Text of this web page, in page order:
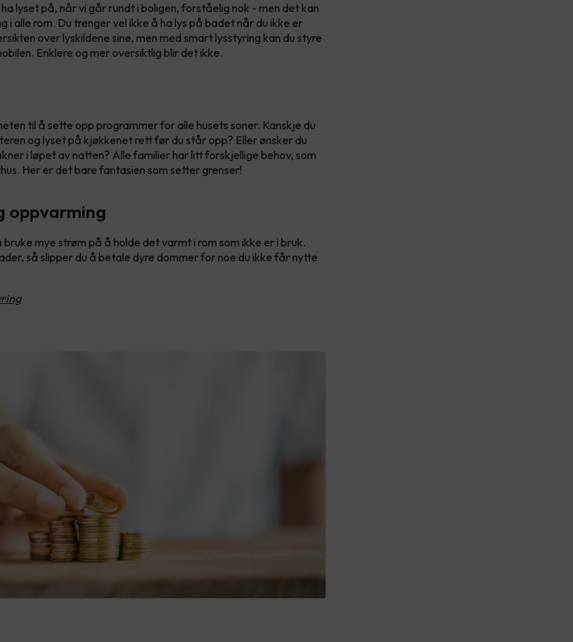
lyset på, når vi går rundt i boligen, forståelig nok - men det kan
i alle rom. Du trenger vel ikke å ha lys på badet når du ikke er
over lyskildene sine, men med smart lysstyring kan du styre
Enklere og mer oversiktlig blir det ikke.
til å sette opp programmer for alle husets soner. Kanskje du
og lyset på kjøkkenet rett før du står opp? Eller ønsker du
i løpet av natten? Alle familier har litt forskjellige behov, som
Her er det bare fantasien som setter grenser!
oppvarming
mye strøm på å holde det varmt i rom som ikke er i bruk.
så slipper du å betale dyre dommer for noe du ikke får nytte